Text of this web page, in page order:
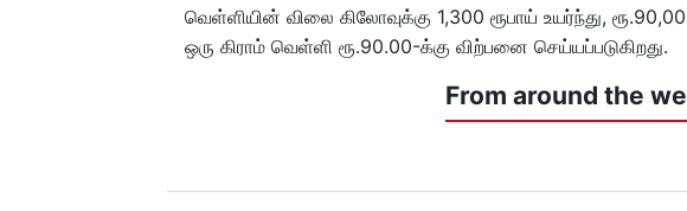
வெள்ளியின் விலை கிலோவுக்கு 1,300 ரூபாய் உயர்ந்து,
ஒரு கிராம் வெள்ளி ரூ.90.00-க்கு விற்பனை செய்யப்படுகிறது.
From around the